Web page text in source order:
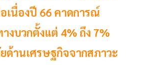
นื่องปี 66 คาดการณ์
งบวกตั้งแต่ 4% ถึง 7%
านเศรษฐกิจจากสภาวะ